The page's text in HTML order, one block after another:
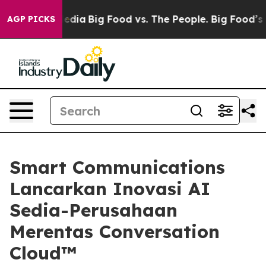
AGP PICKS
Media Big Food vs. The People. Big Food’s 239
Smart Communications
Lancarkan Inovasi AI
Sedia-Perusahaan
Merentas Conversation
Cloud™